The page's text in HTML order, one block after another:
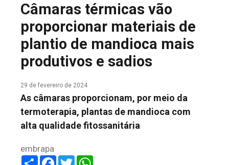
FALE CONOSCO
Câmaras térmicas vão
proporcionar materiais de
plantio de mandioca mais
produtivos e sadios
29 de fevereiro de 2024
As câmaras proporcionam, por meio da
termoterapia, plantas de mandioca com
alta qualidade fitossanitária
embrapa
ShareFacebook
Twitter